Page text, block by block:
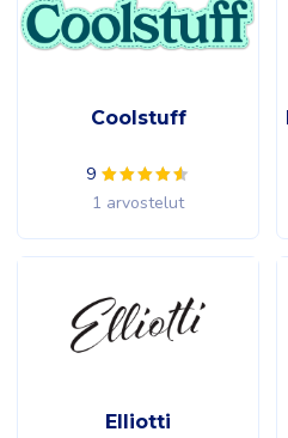
Coolstuff
9
1 arvostelut
Elliotti